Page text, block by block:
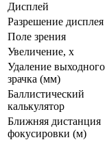
Дисплей
Разрешение дисплея
Поле зрения
Увеличение, х
Удаление выходного
зрачка (мм)
Баллистический
калькулятор
Ближняя дистанция
фокусировки (м)